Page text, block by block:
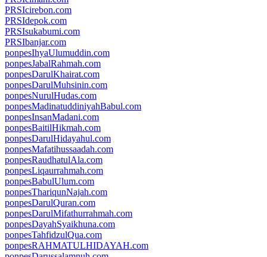
PRSIcirebon.com
PRSIdepok.com
PRSIsukabumi.com
PRSIbanjar.com
ponpesIhyaUlumuddin.com
ponpesJabalRahmah.com
ponpesDarulKhairat.com
ponpesDarulMuhsinin.com
ponpesNurulHudas.com
ponpesMadinatuddiniyahBabul.com
ponpesInsanMadani.com
ponpesBaitilHikmah.com
ponpesDarulHidayahul.com
ponpesMafatihussaadah.com
ponpesRaudhatulAla.com
ponpesLiqaurrahmah.com
ponpesBabulUlum.com
ponpesThariqunNajah.com
ponpesDarulQuran.com
ponpesDarulMifathurrahmah.com
ponpesDayahSyaikhuna.com
ponpesTahfidzulQua.com
ponpesRAHMATULHIDAYAH.com